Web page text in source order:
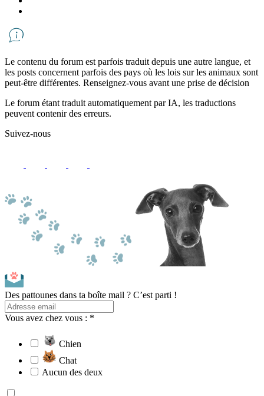
Le contenu du forum est parfois traduit depuis une autre langue, et
les posts concernent parfois des pays où les lois sur les animaux sont
peut-être différentes. Renseignez-vous avant une prise de décision
Le forum étant traduit automatiquement par IA, les traductions
peuvent contenir des erreurs.
Suivez-nous
Des pattounes dans ta boîte mail ? C’est parti !
Vous avez chez vous : *
Chien
Chat
Aucun des deux